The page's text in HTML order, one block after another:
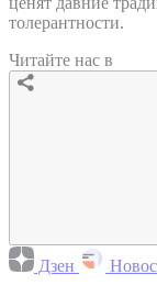
толерантности.
Читайте нас в
Дзен